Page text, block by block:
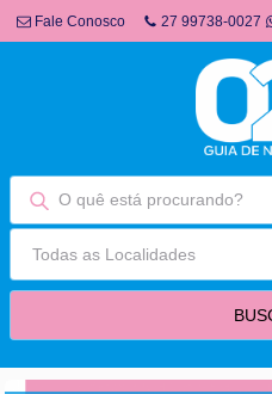
Fale Conosco 27 99738-0027